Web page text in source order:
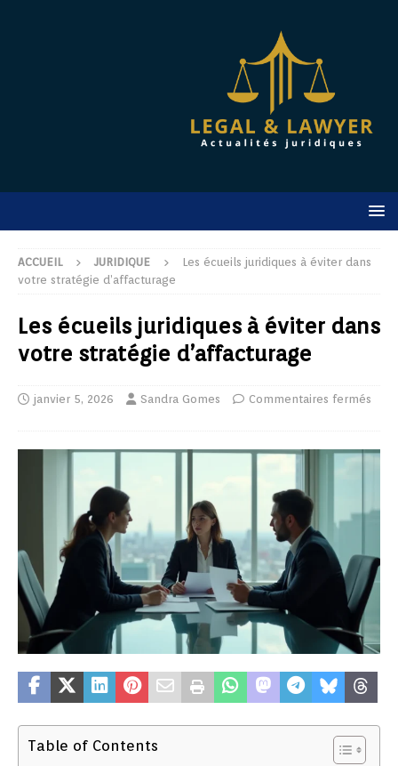
ACCUEIL JURIDIQUE
Les écueils juridiques à éviter dans
votre stratégie d’affacturage
Les écueils juridiques à éviter dans
votre stratégie d’affacturage
janvier 5, 2026 Sandra Gomes Commentaires fermés
Table of Contents